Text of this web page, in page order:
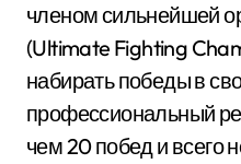
членом сильнейшей
(Ultimate Fighting
набирать победы в
профессиональный
чем 20 побед и всего